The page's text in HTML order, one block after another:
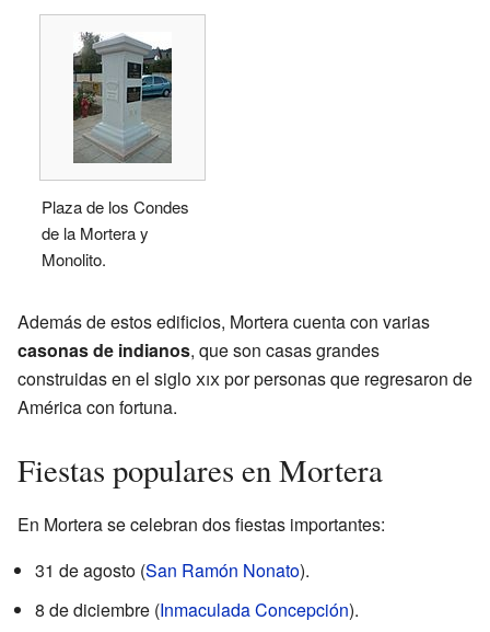
Plaza de los Condes
de la Mortera y
Monolito.
Además de estos edificios, Mortera cuenta con varias
casonas de indianos, que son casas grandes
construidas en el sigloxixpor personas que regresaron de
América con fortuna.
Fiestas populares en Mortera
En Mortera se celebran dos fiestas importantes:
31 de agosto (San Ramón Nonato).
8 de diciembre (Inmaculada Concepción).